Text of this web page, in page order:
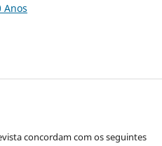
Anos
concordam com os seguintes